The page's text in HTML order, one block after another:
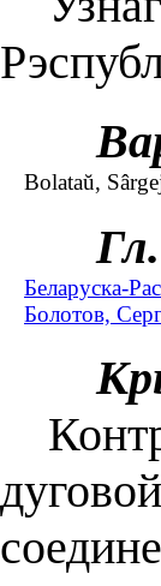
Bolataŭ, Sârgej
Беларуска-
Болотов,